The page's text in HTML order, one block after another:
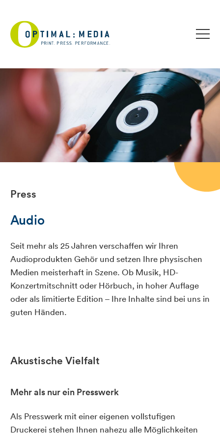
Press
Audio
Seit mehr als 25 Jahren verschaffen wir Ihren
Audioprodukten Gehör und setzen Ihre physischen
Medien meisterhaft in Szene. Ob Musik, HD-
Konzertmitschnitt oder Hörbuch, in hoher Auflage
oder als limitierte Edition – Ihre Inhalte sind bei uns in
guten Händen.
Akustische Vielfalt
Mehr als nur ein Presswerk
Als Presswerk mit einer eigenen vollstufigen
Druckerei stehen Ihnen nahezu alle Möglichkeiten